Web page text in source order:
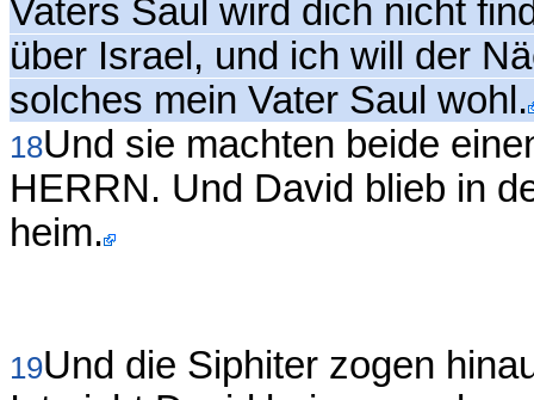
Vaters Saul wird dich nicht
über Israel, und ich will der
solches mein Vater Saul wohl.
18Und sie machten beide
HERRN. Und David blieb in
heim.
19Und die Siphiter zogen